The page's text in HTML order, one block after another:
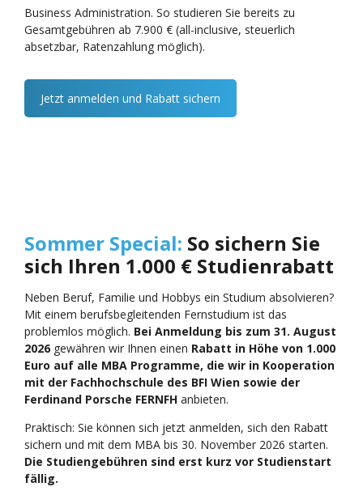
Business Administration. So studieren Sie bereits zu
Gesamtgebühren ab 7.900 € (all-inclusive, steuerlich
absetzbar, Ratenzahlung möglich).
Jetzt anmelden und Rabatt sichern
Sommer Special: So sichern Sie
sich Ihren 1.000 € Studienrabatt
Neben Beruf, Familie und Hobbys ein Studium absolvieren?
Mit einem berufsbegleitenden Fernstudium ist das
problemlos möglich. Bei Anmeldung bis zum 31. August
2026 gewähren wir Ihnen einen Rabatt in Höhe von 1.000
Euro auf alle MBA Programme, die wir in Kooperation
mit der Fachhochschule des BFI Wien sowie der
Ferdinand Porsche FERNFH anbieten.
Praktisch: Sie können sich jetzt anmelden, sich den Rabatt
sichern und mit dem MBA bis 30. November 2026 starten.
Die Studiengebühren sind erst kurz vor Studienstart
fällig.